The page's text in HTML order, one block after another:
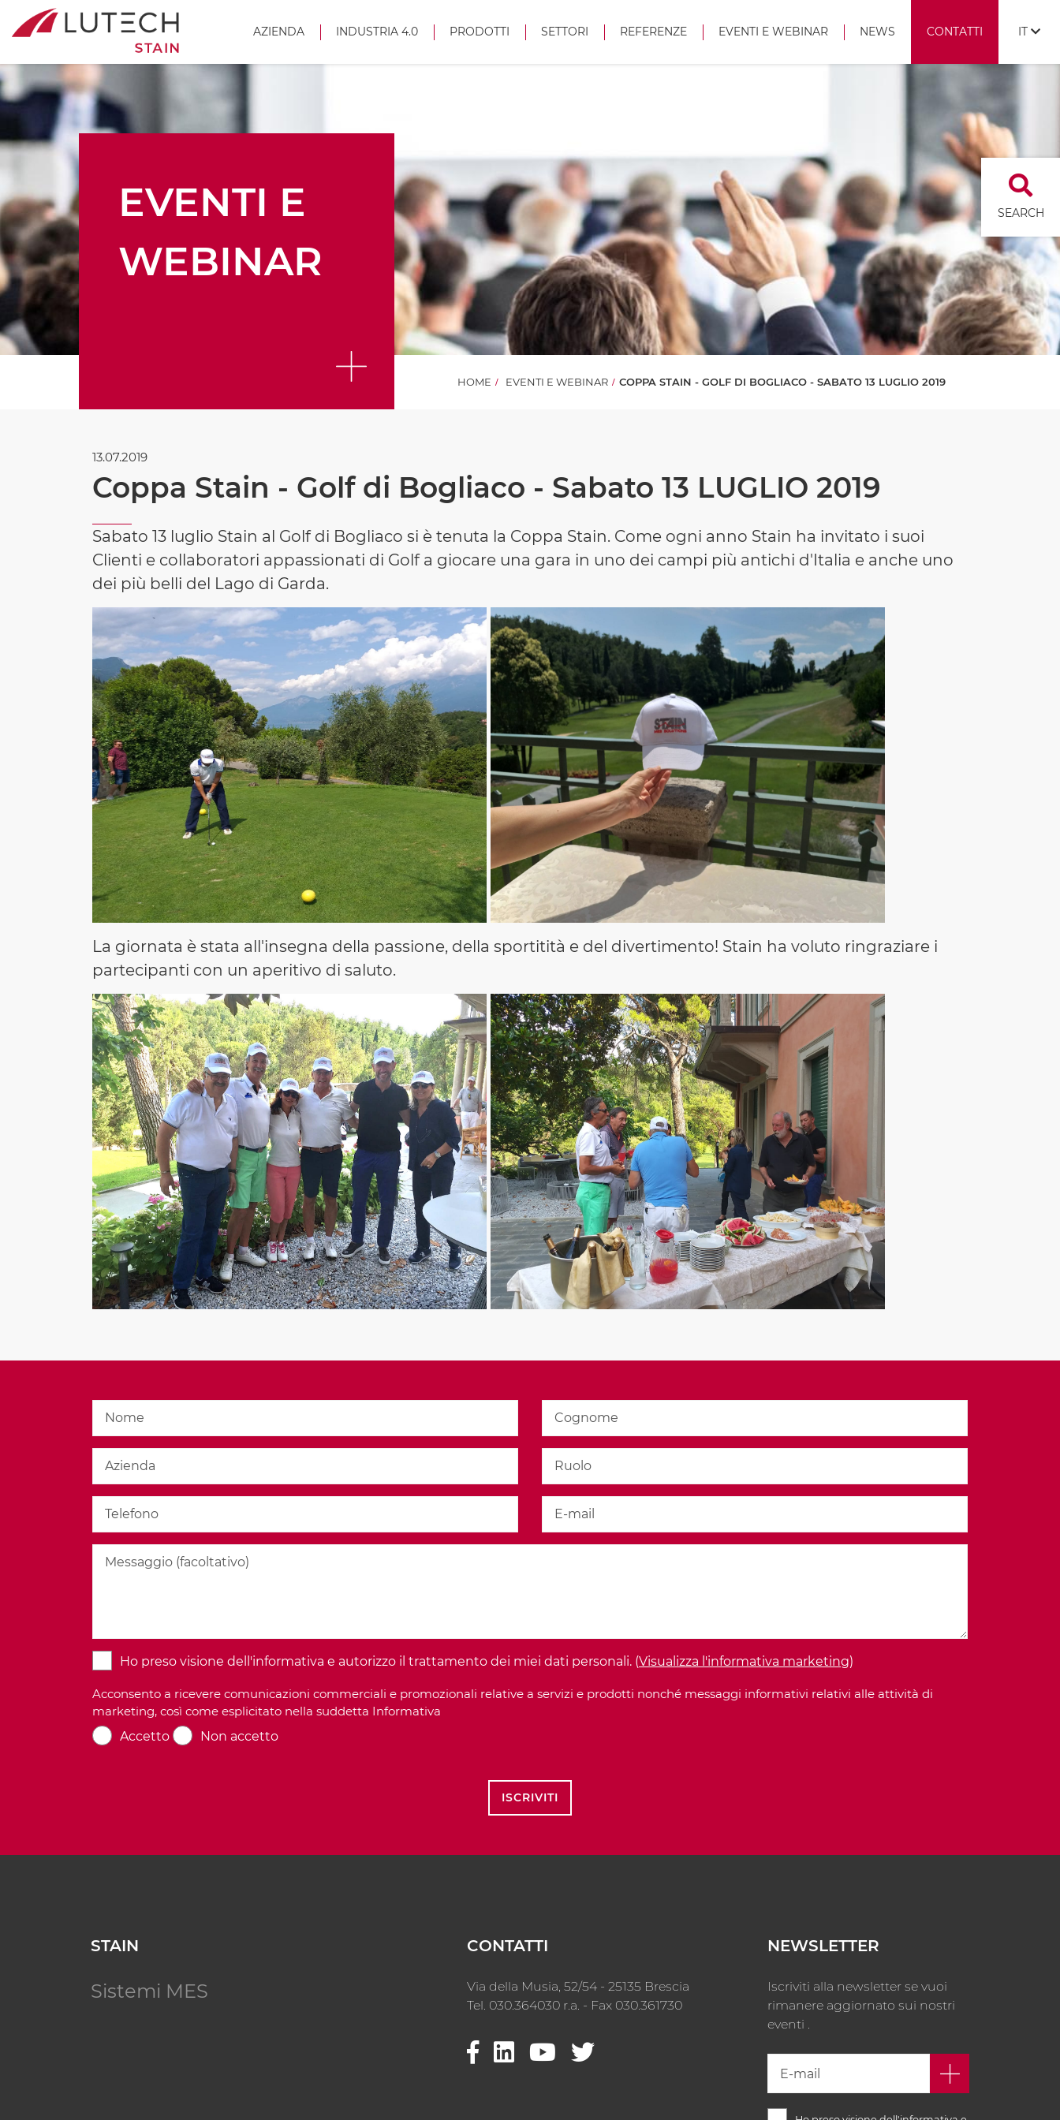
AZIENDA INDUSTRIA 4.0 PRODOTTI SETTORI REFERENZE EVENTI E WEBINAR NEWS CONTATTI IT
EVENTI E
WEBINAR
HOME EVENTI E WEBINAR COPPA STAIN - GOLF DI BOGLIACO - SABATO 13 LUGLIO 2019
13.07.2019
Coppa Stain - Golf di Bogliaco - Sabato 13 LUGLIO 2019
Sabato 13 luglio Stain al Golf di Bogliaco si è tenuta la Coppa Stain. Come ogni anno Stain ha invitato i suoi
Clienti e collaboratori appassionati di Golf a giocare una gara in uno dei campi più antichi d'Italia e anche uno
dei più belli del Lago di Garda.
La giornata è stata all'insegna della passione, della sportitità e del divertimento! Stain ha voluto ringraziare i
partecipanti con un aperitivo di saluto.
Ho preso visione dell'informativa e autorizzo il trattamento dei miei dati personali. (Visualizza l'informativa marketing)
Acconsento a ricevere comunicazioni commerciali e promozionali relative a servizi e prodotti nonché messaggi informativi relativi alle attività di
marketing, così come esplicitato nella suddetta Informativa
Accetto
Non accetto
ISCRIVITI
STAIN
Sistemi MES
CONTATTI
Via della Musia, 52/54 - 25135 Brescia
Tel. 030.364030 r.a. - Fax 030.361730
NEWSLETTER
Iscriviti alla newsletter se vuoi
rimanere aggiornato sui nostri
eventi .
SEARCH